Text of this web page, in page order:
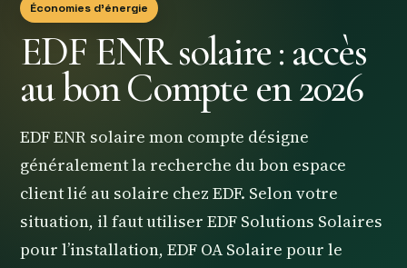
Économies d’énergie
EDF ENR solaire : accès
au bon Compte en 2026
EDF ENR solaire mon compte désigne
généralement la recherche du bon espace
client lié au solaire chez EDF. Selon votre
situation, il faut utiliser EDF Solutions Solaires
pour l’installation, EDF OA Solaire pour le